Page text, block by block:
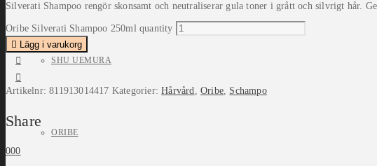
SHU UEMURA
ORIBE
Silverati Shampoo rengör skonsamt och neutraliserar gula toner i grått och silvrigt hår.
Oribe Silverati Shampoo 250ml quantity
Lägg i varukorg
Artikelnr:811913014417 Kategorier:Hårvård,Oribe, Schampo
Share
000